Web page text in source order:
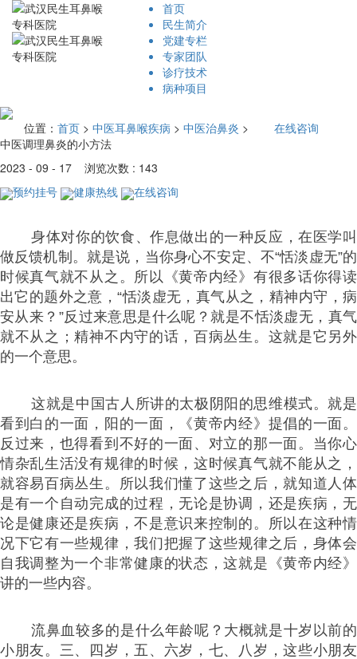
首页
民生简介
党建专栏
专家团队
诊疗技术
病种项目
位置： 首页 > 中医耳鼻喉疾病 > 中医治鼻炎 >
在线咨询
中医调理鼻炎的小方法
2023 - 09 - 17 浏览次数 : 143
预约挂号
健康热线 在线咨询
身体对你的饮食、作息做出的一种反应，在医学叫
做反馈机制。就是说，当你身心不安定、不“恬淡虚无”的
时候真气就不从之。所以《黄帝内经》有很多话你得读
出它的题外之意，“恬淡虚无，真气从之，精神内守，病
安从来？”反过来意思是什么呢？就是不恬淡虚无，真气
就不从之；精神不内守的话，百病丛生。这就是它另外
的一个意思。
这就是中国古人所讲的太极阴阳的思维模式。就是
看到白的一面，阳的一面，《黄帝内经》提倡的一面。
反过来，也得看到不好的一面、对立的那一面。当你心
情杂乱生活没有规律的时候，这时候真气就不能从之，
就容易百病丛生。所以我们懂了这些之后，就知道人体
是有一个自动完成的过程，无论是协调，还是疾病，无
论是健康还是疾病，不是意识来控制的。所以在这种情
况下它有一些规律，我们把握了这些规律之后，身体会
自我调整为一个非常健康的状态，这就是《黄帝内经》
讲的一些内容。
流鼻血较多的是什么年龄呢？大概就是十岁以前的
小朋友。三、四岁，五、六岁，七、八岁，这些小朋友